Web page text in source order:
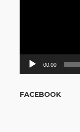
00:00
FACEBOOK